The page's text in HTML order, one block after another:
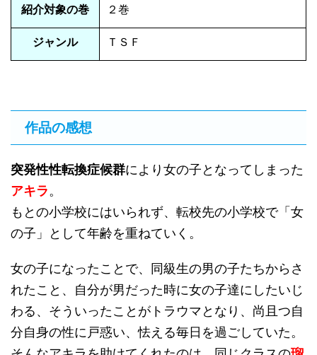
紹介対象の巻 ２巻
ジャンル ＴＳＦ
作品の感想
突発性性転換症候群により女の子となってしまった
アキラ 。
もとの小学校にはいられず、転校先の小学校で「女
の子」として年齢を重ねていく。
女の子になったことで、同級生の男の子たちからさ
れたこと、自分が男だった時に女の子達にしたいじ
わる、そういったことがトラウマとなり、尚且つ自
分自身の性に戸惑い、怯える毎日を過ごしていた。